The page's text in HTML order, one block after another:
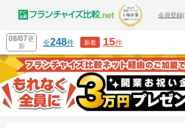
会員登録
08/07更
新
全248件 新着 15件